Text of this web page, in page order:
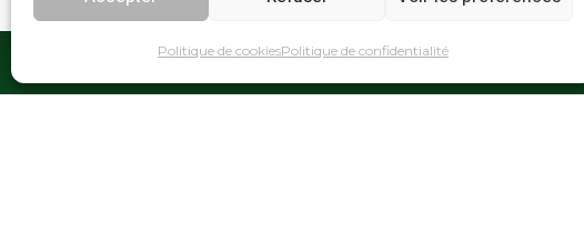
Politique de cookiesPolitique de confidentialité